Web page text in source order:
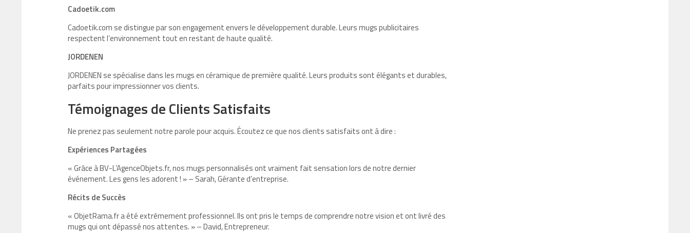
Cadoetik.com
Cadoetik.com se distingue par son engagement envers le développement durable. Leurs mugs publicitaires
respectent l’environnement tout en restant de haute qualité.
JORDENEN
JORDENEN se spécialise dans les mugs en céramique de première qualité. Leurs produits sont élégants et durables,
parfaits pour impressionner vos clients.
Témoignages de Clients Satisfaits
Ne prenez pas seulement notre parole pour acquis. Écoutez ce que nos clients satisfaits ont à dire :
Expériences Partagées
« Grâce à BV-L’AgenceObjets.fr, nos mugs personnalisés ont vraiment fait sensation lors de notre dernier
événement. Les gens les adorent ! » – Sarah, Gérante d’entreprise.
Récits de Succès
« ObjetRama.fr a été extrêmement professionnel. Ils ont pris le temps de comprendre notre vision et ont livré des
mugs qui ont dépassé nos attentes. » – David, Entrepreneur.